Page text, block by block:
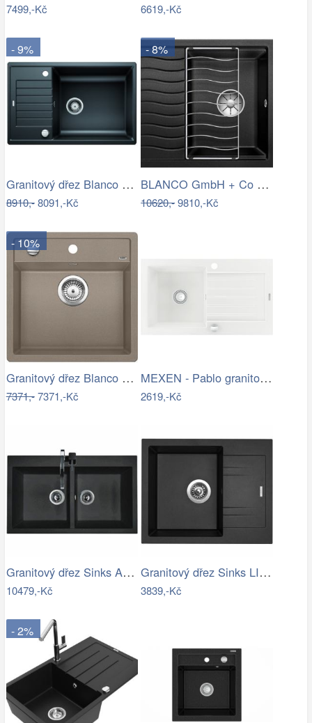
7499,-Kč 6619,-Kč
- 9%
Granitový dřez Blanco ZIA XL 6 S…
8910,-8091,-Kč
- 8%
BLANCO GmbH + Co KG Granitový dřez…
10620,-9810,-Kč
- 10%
Granitový dřez Blanco DALAGO 5 tartufo…
7371,-7371,-Kč
MEXEN - Pablo granitový dřez 1 s…
2619,-Kč
Granitový dřez Sinks AMANDA 860 DUO…
10479,-Kč
Granitový dřez Sinks LINEA 600 N…
3839,-Kč
- 2%